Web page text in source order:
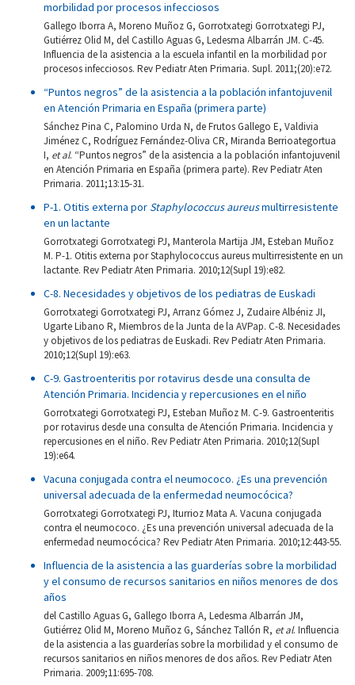
morbilidad por procesos infecciosos
Gallego Iborra A, Moreno Muñoz G, Gorrotxategi Gorrotxategi PJ,
Gutiérrez Olid M, del Castillo Aguas G, Ledesma Albarrán JM. C-45.
Influencia de la asistencia a la escuela infantil en la morbilidad por
procesos infecciosos. Rev Pediatr Aten Primaria. Supl. 2011;(20):e72.
“Puntos negros” de la asistencia a la población infantojuvenil
en Atención Primaria en España (primera parte)
Sánchez Pina C, Palomino Urda N, de Frutos Gallego E, Valdivia
Jiménez C, Rodríguez Fernández-Oliva CR, Miranda Berrioategortua
I, et al. “Puntos negros” de la asistencia a la población infantojuvenil
en Atención Primaria en España (primera parte). Rev Pediatr Aten
Primaria. 2011;13:15-31.
P-1. Otitis externa por Staphylococcus aureusmultirresistente
en un lactante
Gorrotxategi Gorrotxategi PJ, Manterola Martija JM, Esteban Muñoz
M. P-1. Otitis externa por Staphylococcus aureus multirresistente en un
lactante. Rev Pediatr Aten Primaria. 2010;12(Supl 19):e82.
C-8. Necesidades y objetivos de los pediatras de Euskadi
Gorrotxategi Gorrotxategi PJ, Arranz Gómez J, Zudaire Albéniz JI,
Ugarte Libano R, Miembros de la Junta de la AVPap. C-8. Necesidades
y objetivos de los pediatras de Euskadi. Rev Pediatr Aten Primaria.
2010;12(Supl 19):e63.
C-9. Gastroenteritis por rotavirus desde una consulta de
Atención Primaria. Incidencia y repercusiones en el niño
Gorrotxategi Gorrotxategi PJ, Esteban Muñoz M. C-9. Gastroenteritis
por rotavirus desde una consulta de Atención Primaria. Incidencia y
repercusiones en el niño. Rev Pediatr Aten Primaria. 2010;12(Supl
19):e64.
Vacuna conjugada contra el neumococo. ¿Es una prevención
universal adecuada de la enfermedad neumocócica?
Gorrotxategi Gorrotxategi PJ, Iturrioz Mata A. Vacuna conjugada
contra el neumococo. ¿Es una prevención universal adecuada de la
enfermedad neumocócica? Rev Pediatr Aten Primaria. 2010;12:443-55.
Influencia de la asistencia a las guarderías sobre la morbilidad
y el consumo de recursos sanitarios en niños menores de dos
años
del Castillo Aguas G, Gallego Iborra A, Ledesma Albarrán JM,
Gutiérrez Olid M, Moreno Muñoz G, Sánchez Tallón R, et al. Influencia
de la asistencia a las guarderías sobre la morbilidad y el consumo de
recursos sanitarios en niños menores de dos años. Rev Pediatr Aten
Primaria. 2009;11:695-708.